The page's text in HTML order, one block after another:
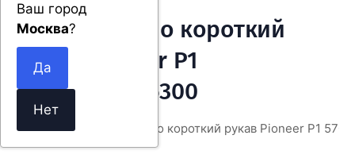
Ваш город
Москва?
Мужское поло короткий
рукав Pioneer P1
57006.2000/6300
ОДЕЖДА Мужское поло короткий рукав Pioneer P1